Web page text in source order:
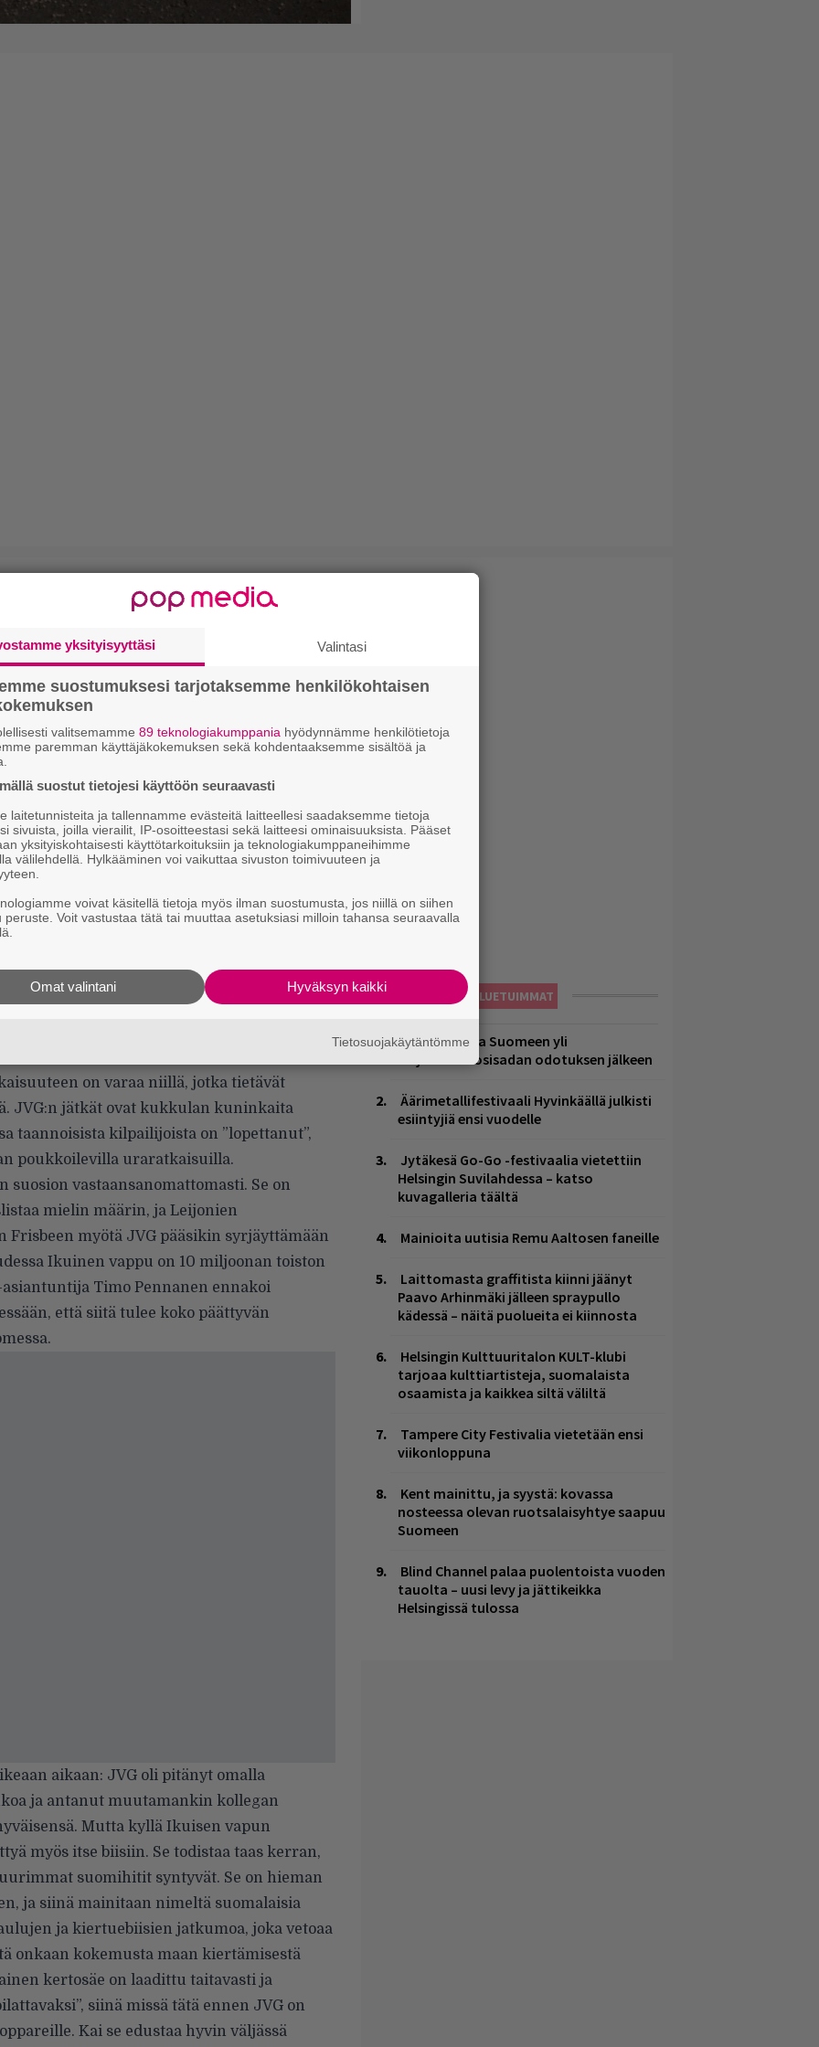
albumien tekemisen, mutta vuoden 2017
tuntumaan yhdentekevältä.
poikkeuksellisen paljon, vaikkei
Nyt mieli on muuttunut lopullisesti, sillä
Sitä on markkinoitukin perin
hyvissä ajoin helmikuussa julkaistulla
viime metreillä toisella alustusbiisillä
kymmenen biisin mittainen, ja
on varaa niillä, jotka tietävät
JVG:n jätkät ovat kukkulan kuninkaita
taannoisista kilpailijoista on ”lopettanut”,
poukkoilevilla uraratkaisuilla.
vastaansanomattomasti. Se on
mielin määrin, ja Leijonien
Frisbeen myötä JVG pääsikin syrjäyttämään
Ikuinen vappu on 10 miljoonan toiston
Timo Pennanen ennakoi
että siitä tulee koko päättyvän
aikaan: JVG oli pitänyt omalla
ja antanut muutamankin kollegan
Mutta kyllä Ikuisen vapun
myös itse biisiin. Se todistaa taas kerran,
suomihitit syntyvät. Se on hieman
ja siinä mainitaan nimeltä suomalaisia
ja kiertuebiisien jatkumoa, joka vetoaa
onkaan kokemusta maan kiertämisestä
kertosäe on laadittu taitavasti ja
siinä missä tätä ennen JVG on
Kai se edustaa hyvin väljässä
LUETUIMMAT
Weezer palaa Suomeen yli
neljännesvuosisadan odotuksen jälkeen
Äärimetallifestivaali Hyvinkäällä julkisti
esiintyjiä ensi vuodelle
Jytäkesä Go-Go -festivaalia vietettiin
Helsingin Suvilahdessa – katso
kuvagalleria täältä
Mainioita uutisia Remu Aaltosen faneille
Laittomasta graffitista kiinni jäänyt
Paavo Arhinmäki jälleen spraypullo
kädessä – näitä puolueita ei kiinnosta
Helsingin Kulttuuritalon KULT-klubi
tarjoaa kulttiartisteja, suomalaista
osaamista ja kaikkea siltä väliltä
Tampere City Festivalia vietetään ensi
viikonloppuna
Kent mainittu, ja syystä: kovassa
nosteessa olevan ruotsalaisyhtye saapuu
Suomeen
Blind Channel palaa puolentoista vuoden
tauolta – uusi levy ja jättikeikka
Helsingissä tulossa
yksityisyyttäsi Valintasi
suostumuksesi tarjotaksemme henkilökohtaisen
valitsemamme 89 teknologiakumppania hyödynnämme henkilötietoja
paremman käyttäjäkokemuksen sekä kohdentaaksemme sisältöä ja
suostut tietojesi käyttöön seuraavasti
laitetunnisteita ja tallennamme evästeitä laitteellesi saadaksemme tietoja
sivuista, joilla vierailit, IP-osoitteestasi sekä laitteesi ominaisuuksista. Pääset
yksityiskohtaisesti käyttötarkoituksiin ja teknologiakumppaneihimme
välilehdellä. Hylkääminen voi vaikuttaa sivuston toimivuuteen ja
voivat käsitellä tietoja myös ilman suostumusta, jos niillä on siihen
peruste. Voit vastustaa tätä tai muuttaa asetuksiasi milloin tahansa seuraavalla
Hyväksyn kaikki
Omat valintani
Tietosuojakäytäntömme